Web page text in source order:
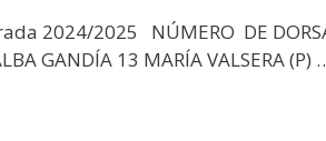
2024/2025 NÚMERO DE
GANDÍA 13 MARÍA VALSERA (P)